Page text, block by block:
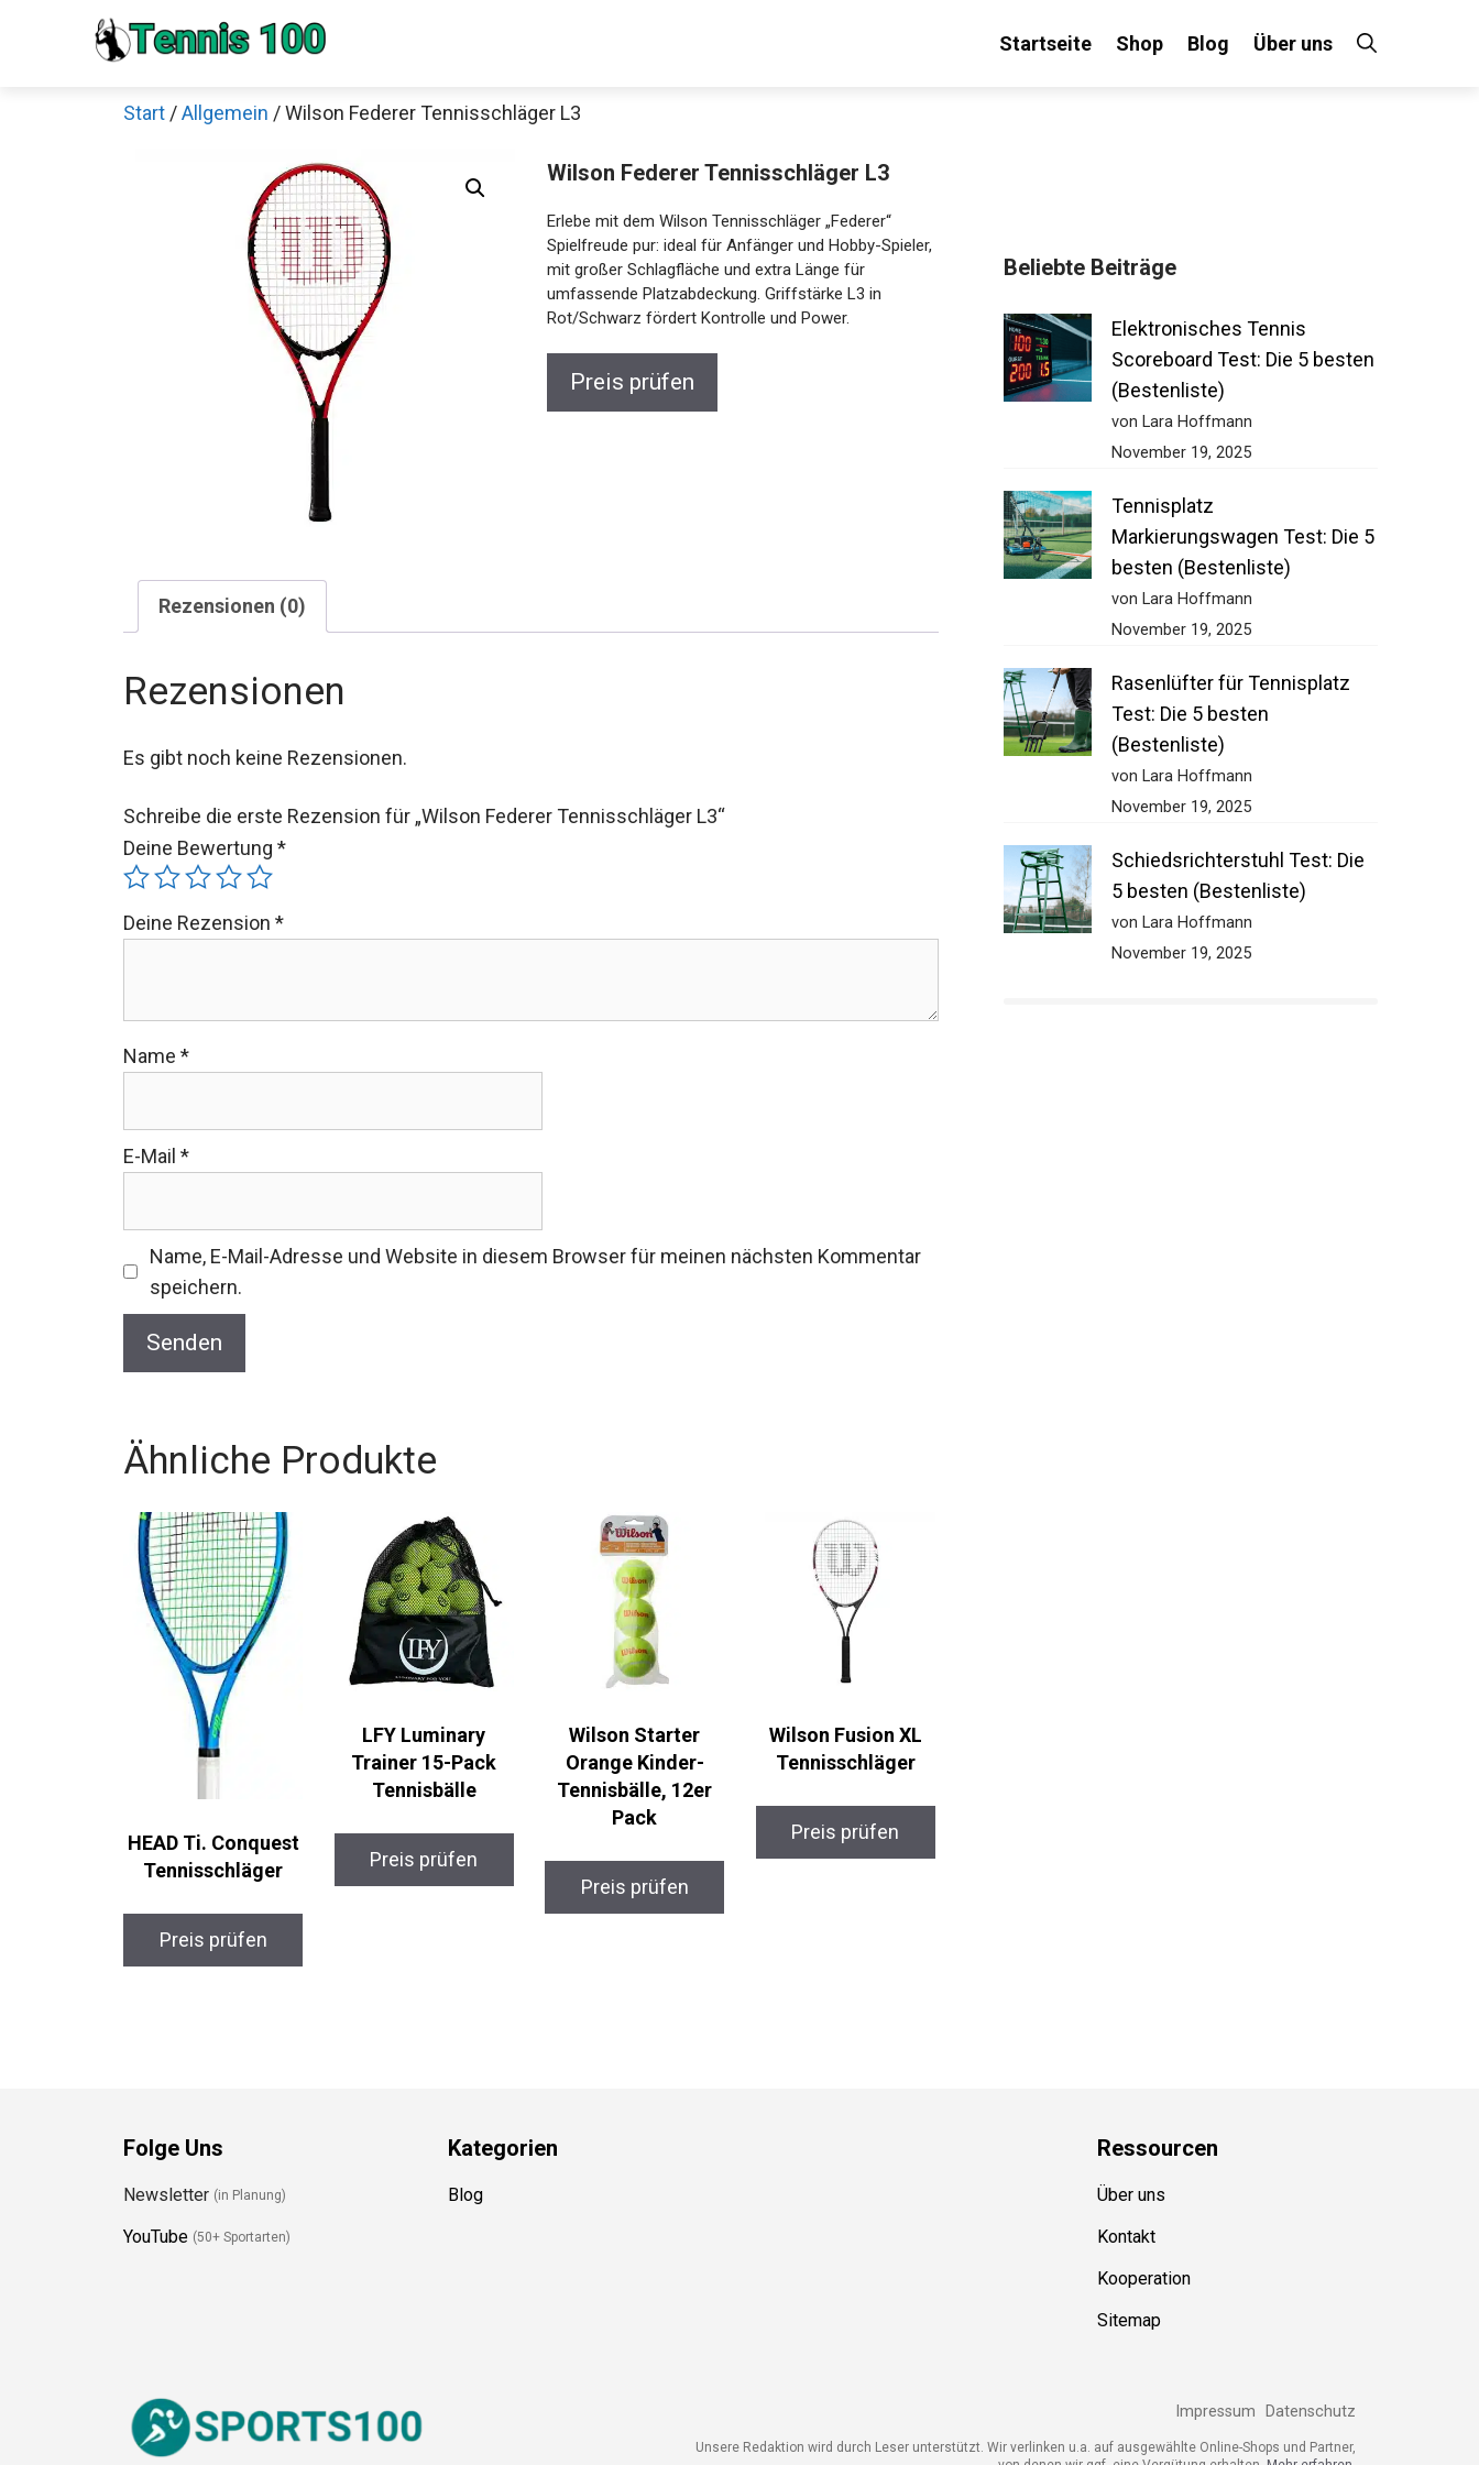
Startseite Shop Blog Über uns
Start /Allgemein / Wilson Federer Tennisschläger L3
Wilson Federer Tennisschläger L3
Erlebe mit dem Wilson Tennisschläger „Federer“
Spielfreude pur: ideal für Anfänger und Hobby-Spieler,
mit großer Schlagfläche und extra Länge für
umfassende Platzabdeckung. Griffstärke L3 in
Rot/Schwarz fördert Kontrolle und Power.
Preis prüfen
Rezensionen (0)
Rezensionen
Es gibt noch keine Rezensionen.
Schreibe die erste Rezension für „Wilson Federer Tennisschläger L3“
Deine Bewertung *
Deine Rezension *
Name *
E-Mail *
Name, E-Mail-Adresse und Website in diesem Browser für meinen nächsten Kommentar
speichern.
Ähnliche Produkte
HEAD Ti. Conquest
Tennisschläger
Preis prüfen
LFY Luminary
Trainer 15-Pack
Tennisbälle
Preis prüfen
Wilson Starter
Orange Kinder-
Tennisbälle, 12er
Pack
Preis prüfen
Wilson Fusion XL
Tennisschläger
Preis prüfen
Beliebte Beiträge
Elektronisches Tennis
Scoreboard Test: Die 5 besten
(Bestenliste)
von Lara Hoffmann
November 19, 2025
Tennisplatz
Markierungswagen Test: Die 5
besten (Bestenliste)
von Lara Hoffmann
November 19, 2025
Rasenlüfter für Tennisplatz
Test: Die 5 besten
(Bestenliste)
von Lara Hoffmann
November 19, 2025
Schiedsrichterstuhl Test: Die
5 besten (Bestenliste)
von Lara Hoffmann
November 19, 2025
Folge Uns
Newsletter (in Planung)
YouTube (50+ Sportarten)
Kategorien
Blog
Ressourcen
Über uns
Kontakt
Kooperation
Sitemap
Impressum Datenschutz
Unsere Redaktion wird durch Leser unterstützt. Wir verlinken u.a. auf ausgewählte Online-Shops und Partner,